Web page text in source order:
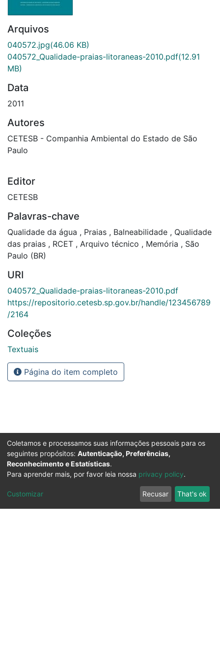
Arquivos
040572.jpg(46.06 KB)
040572_Qualidade-praias-litoraneas-2010.pdf(12.91
MB)
Data
2011
Autores
CETESB - Companhia Ambiental do Estado de São
Paulo
Editor
CETESB
Palavras-chave
Qualidade da água , Praias , Balneabilidade , Qualidade
das praias , RCET , Arquivo técnico , Memória , São
Paulo (BR)
URI
040572_Qualidade-praias-litoraneas-2010.pdf
https://repositorio.cetesb.sp.gov.br/handle/123456789
/2164
Coleções
Textuais
Página do item completo
Coletamos e processamos suas informações pessoais para os
seguintes propósitos: Autenticação, Preferências,
Reconhecimento e Estatísticas.
Para aprender mais, por favor leia nossa privacy policy.
Customizar Recusar That's ok